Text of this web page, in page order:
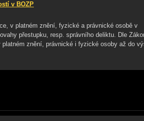
v BOZP
v platném znění, fyzické a právnické osobě v
přestupku, resp. správního deliktu. Dle
znění, právnické i fyzické osoby až do